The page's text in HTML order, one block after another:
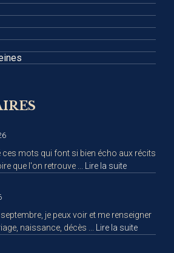
mots qui font si bien écho aux récits
que l'on retrouve ... Lire la suite
je peux voir et me renseigner
naissance, décès ... Lire la suite